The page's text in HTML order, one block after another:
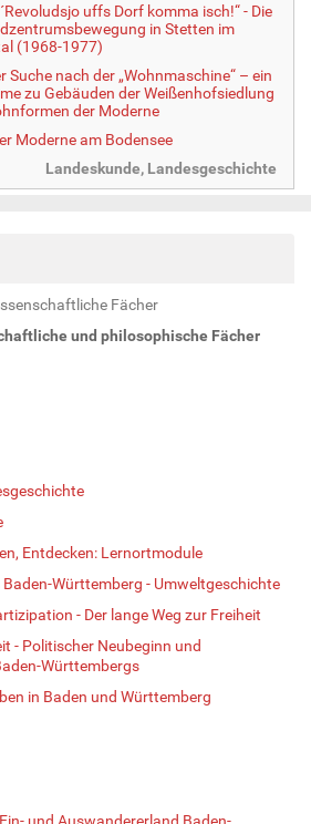
uffs Dorf komma isch!“ - Die
in Stetten im
(1968-1977)
Suche nach der „Wohnmaschine“ – ein
zu Gebäuden der Weißenhofsiedlung
der Moderne
Moderne am Bodensee
Landeskunde, Landesgeschichte
Fächer
und philosophische Fächer
Entdecken: Lernortmodule
Württemberg - Umweltgeschichte
- Der lange Weg zur Freiheit
- Politischer Neubeginn und
Württembergs
in Baden und Württemberg